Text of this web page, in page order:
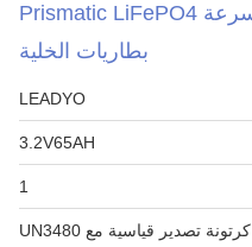
3.2V 65AH 4C طاقة عالية السرعة Prismatic LiFePO4
بطاريات الخلية
LEADYO
3.2V65AH
1
كرتونة تصدير قياسية مع UN3480